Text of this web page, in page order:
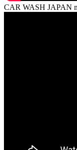
CAR WASH JAPAN